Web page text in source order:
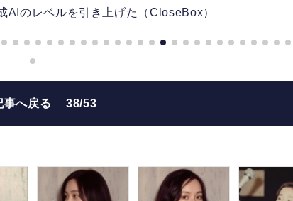
のレベルを引き上げた（CloseBox）
事へ戻る 38/53